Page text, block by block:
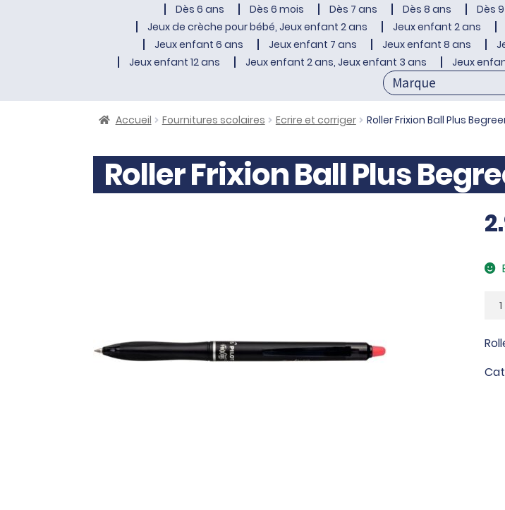
Dès 6 ans
Dès 6 mois Dès 7 ans Dès 8 ans Dès
Jeux de crèche pour bébé, Jeux enfant 2 ans
Jeux enfant 2 ans
Jeux enfant 6 ans
Jeux enfant 7 ans Jeux enfant 8 ans
Jeux enfant 12 ans
Jeux enfant 2 ans, Jeux enfant 3 ans Jeux
Accueil Fournitures scolaires Ecrire et corriger Roller Frixion Ball Plus
Roller Frixion Ball Plus
Roller
Ball